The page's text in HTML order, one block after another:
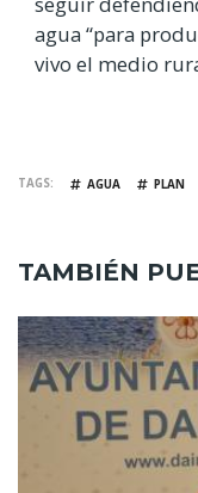
agua “para
vivo el medio
TAGS AGUA PLAN
TAMBIÉN